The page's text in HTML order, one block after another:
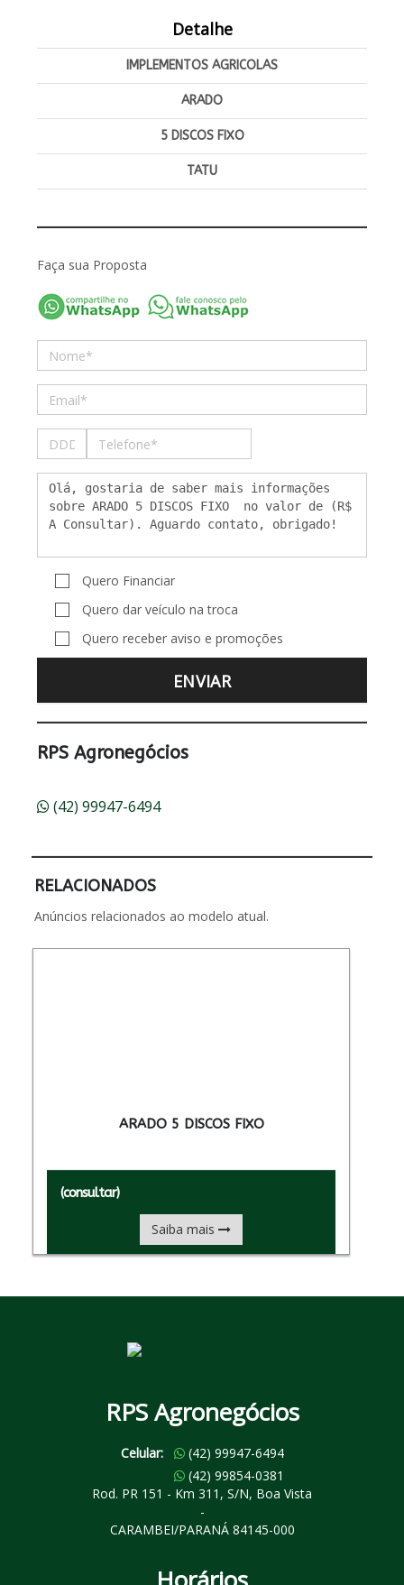
Detalhe
IMPLEMENTOS AGRICOLAS
ARADO
5 DISCOS FIXO
TATU
Faça sua Proposta
Quero Financiar
Quero dar veículo na troca
Quero receber aviso e promoções
RPS Agronegócios
(42) 99947-6494
RELACIONADOS
Anúncios relacionados ao modelo atual.
ARADO 5 DISCOS FIXO
(consultar)
Saiba mais
RPS Agronegócios
Celular:
(42) 99947-6494
(42) 99854-0381
Rod. PR 151 - Km 311, S/N, Boa Vista
-
CARAMBEI/PARANÁ 84145-000